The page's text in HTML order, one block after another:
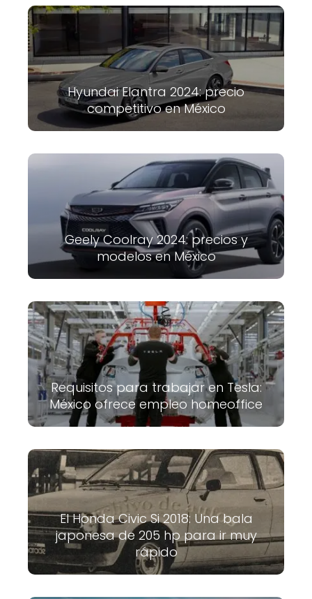
Hyundai Elantra 2024: precio
competitivo en México
Geely Coolray 2024: precios y
modelos en México
Requisitos para trabajar en Tesla:
México ofrece empleo homeoffice
El Honda Civic Si 2018: Una bala
japonesa de 205 hp para ir muy
rápido